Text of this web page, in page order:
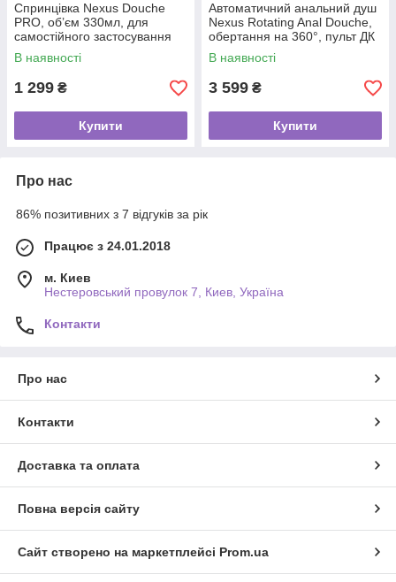
Спринцівка Nexus Douche
PRO, об’єм 330мл, для
самостійного застосування
В наявності
1 299 ₴
Купити
Автоматичний анальний душ
Nexus Rotating Anal Douche,
обертання на 360°, пульт ДК
В наявності
3 599 ₴
Купити
Про нас
86% позитивних з 7 відгуків за рік
Працює з 24.01.2018
м. Киев
Нестеровський провулок 7, Киев, Україна
Контакти
Про нас
Контакти
Доставка та оплата
Повна версія сайту
Сайт створено на маркетплейсі Prom.ua